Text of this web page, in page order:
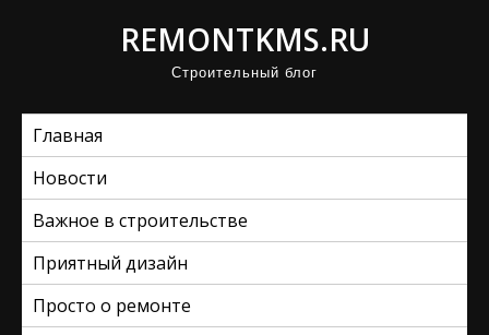
REMONTKMS.RU
Строительный блог
Главная
Новости
Важное в строительстве
Приятный дизайн
Просто о ремонте